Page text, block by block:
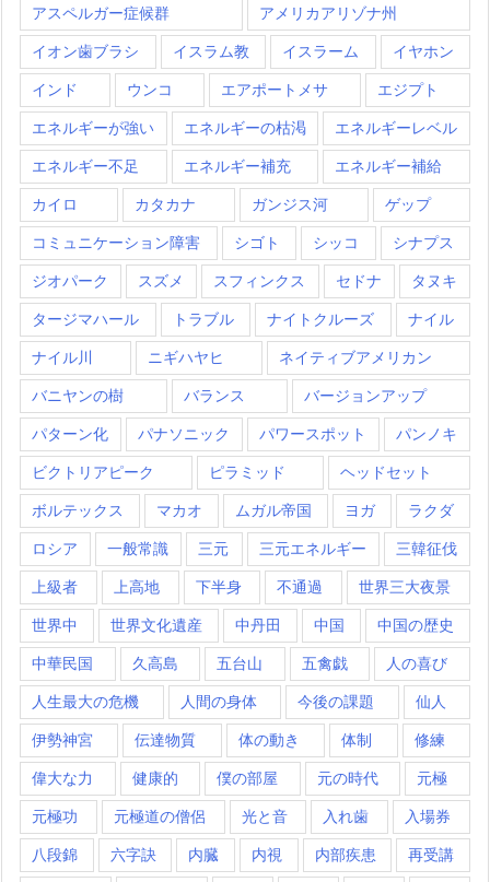
アスペルガー症候群 アメリカアリゾナ州
イオン歯ブラシ イスラム教 イスラーム イヤホン
インド ウンコ エアポートメサ エジプト
エネルギーが強い エネルギーの枯渇 エネルギーレベル
エネルギー不足 エネルギー補充 エネルギー補給
カイロ カタカナ ガンジス河 ゲップ
コミュニケーション障害 シゴト シッコ シナプス
ジオパーク スズメ スフィンクス セドナ タヌキ
タージマハール トラブル ナイトクルーズ ナイル
ナイル川 ニギハヤヒ ネイティブアメリカン
バニヤンの樹 バランス バージョンアップ
パターン化 パナソニック パワースポット パンノキ
ビクトリアピーク ピラミッド ヘッドセット
ボルテックス マカオ ムガル帝国 ヨガ ラクダ
ロシア 一般常識 三元 三元エネルギー 三韓征伐
上級者 上高地 下半身 不通過 世界三大夜景
世界中 世界文化遺産 中丹田 中国 中国の歴史
中華民国 久高島 五台山 五禽戯 人の喜び
人生最大の危機 人間の身体 今後の課題 仙人
伊勢神宮 伝達物質 体の動き 体制 修練
偉大な力 健康的 僕の部屋 元の時代 元極
元極功 元極道の僧侶 光と音 入れ歯 入場券
八段錦 六字訣 内臓 内視 内部疾患 再受講